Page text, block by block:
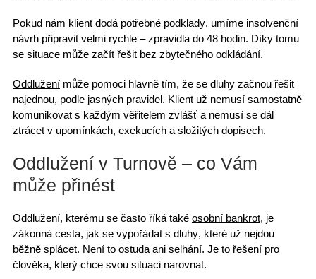
Pokud nám klient dodá potřebné podklady, umíme insolvenční
návrh připravit velmi rychle –zpravidla do 48 hodin. Díky tomu
se situace může začít řešit bez zbytečného odkládání.
Oddluženímůže pomoci hlavně tím, že se dluhy začnou řešit
najednou, podle jasných pravidel. Klient už nemusí samostatně
komunikovat s každým věřitelem zvlášť a nemusí se dál
ztrácet v upomínkách, exekucích a složitých dopisech.
Oddlužení v Turnově – co Vám
může přinést
Oddlužení, kterému se často říká také osobní bankrot, je
zákonná cesta, jak se vypořádat s dluhy, které už nejdou
běžně splácet. Není to ostudaani selhání. Je to řešení pro
člověka, který chce svou situaci narovnat.